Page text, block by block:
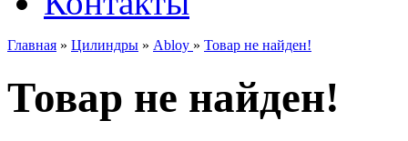
Главная » Цилиндры » Abloy » Товар не найден!
Товар не найден!